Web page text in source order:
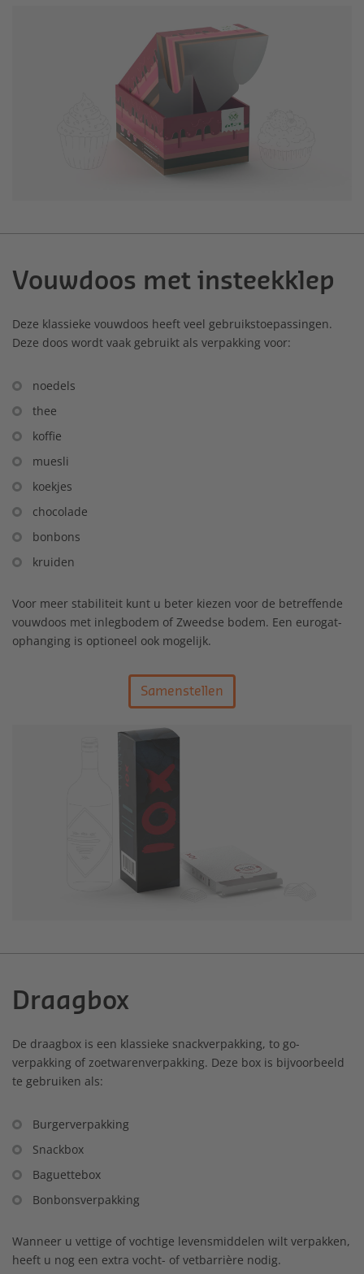
Vouwdoos met insteekklep
Deze klassieke vouwdoos heeft veel gebruikstoepassingen.
Deze doos wordt vaak gebruikt als verpakking voor:
noedels
thee
koffie
muesli
koekjes
chocolade
bonbons
kruiden
Voor meer stabiliteit kunt u beter kiezen voor de betreffende
vouwdoos met inlegbodem of Zweedse bodem. Een eurogat-
ophanging is optioneel ook mogelijk.
Samenstellen
Draagbox
De draagbox is een klassieke snackverpakking, to go-
verpakking of zoetwarenverpakking. Deze box is bijvoorbeeld
te gebruiken als:
Burgerverpakking
Snackbox
Baguettebox
Bonbonsverpakking
Wanneer u vettige of vochtige levensmiddelen wilt verpakken,
heeft u nog een extra vocht- of vetbarrière nodig.